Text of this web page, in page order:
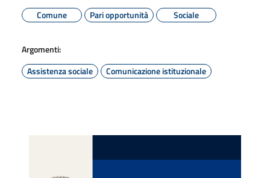
Comune
Pari opportunità Sociale
Argomenti:
Assistenza sociale
Comunicazione istituzionale